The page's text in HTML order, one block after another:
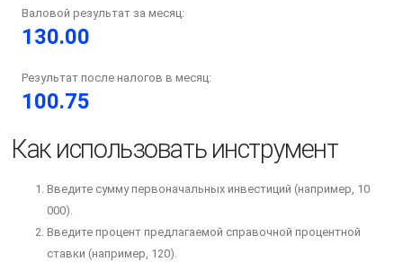
Валовой результат за месяц:
130.00
Результат после налогов в месяц:
100.75
Как использовать инструмент
Введите сумму первоначальных инвестиций (например, 10
000).
Введите процент предлагаемой справочной процентной
ставки (например, 120).